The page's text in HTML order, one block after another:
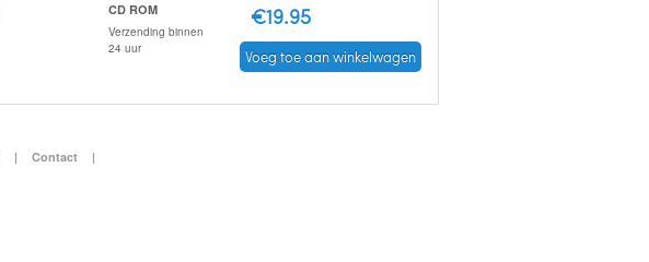
CD ROM
Verzending binnen
24 uur
€19.95
Voeg toe aan winkelwagen
| Contact |